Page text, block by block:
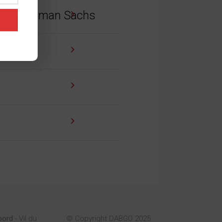
i Goldman Sachs
- Vil du © Copyright DABGO 2025